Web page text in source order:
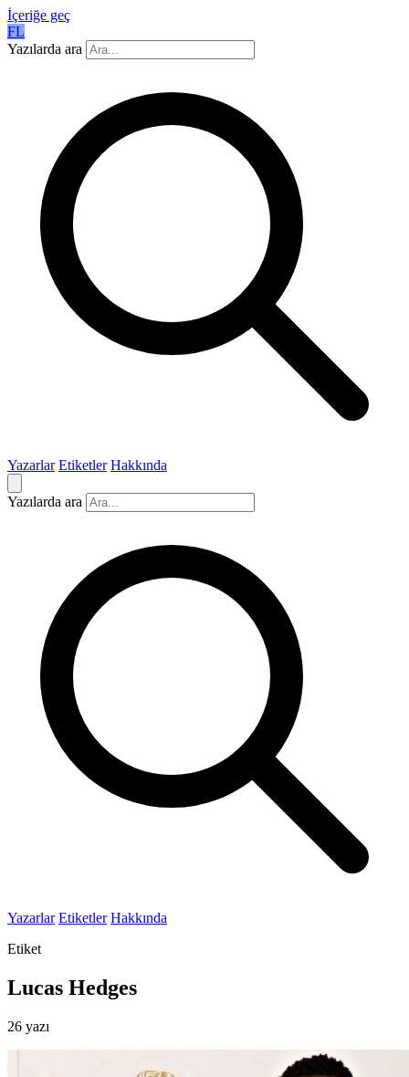
İçeriğe geç
FL
Yazılarda ara
Yazarlar Etiketler Hakkında
Yazılarda ara
Yazarlar Etiketler Hakkında
Etiket
Lucas Hedges
26 yazı